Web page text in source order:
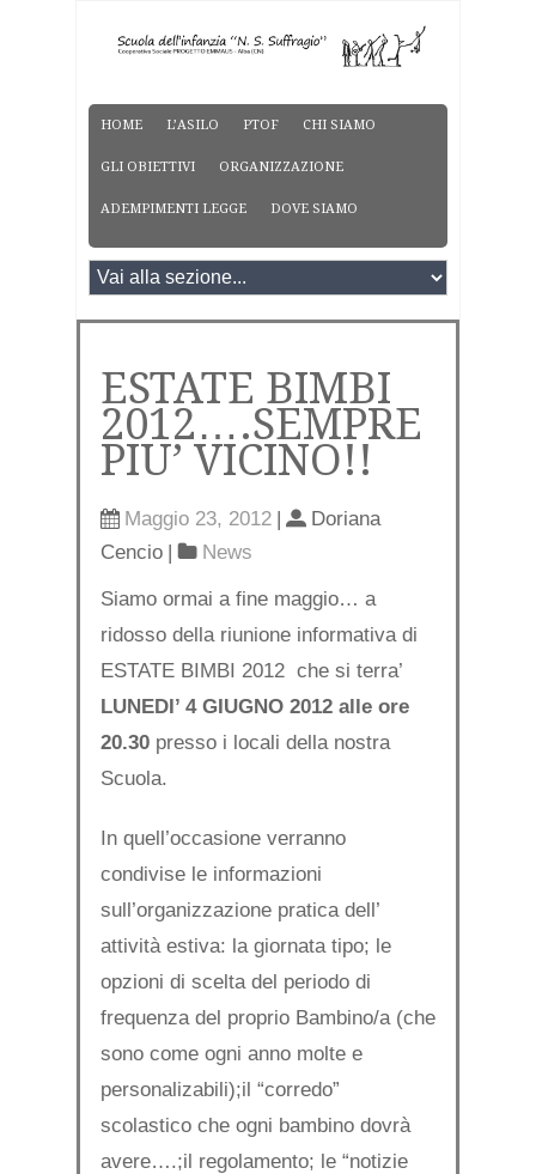
HOME L’ASILO PTOF CHI SIAMO
GLI OBIETTIVI ORGANIZZAZIONE
ADEMPIMENTI LEGGE DOVE SIAMO
ESTATE BIMBI
2012….SEMPRE
PIU’ VICINO!!
Maggio 23, 2012 |
Doriana
Cencio | News
Siamo ormai a fine maggio… a
ridosso della riunione informativa di
ESTATE BIMBI 2012 che si terra’
LUNEDI’ 4 GIUGNO 2012 alle ore
20.30 presso i locali della nostra
Scuola.
In quell’occasione verranno
condivise le informazioni
sull’organizzazione pratica dell’
attività estiva: la giornata tipo; le
opzioni di scelta del periodo di
frequenza del proprio Bambino/a (che
sono come ogni anno molte e
personalizabili);il “corredo”
scolastico che ogni bambino dovrà
avere….;il regolamento; le “notizie